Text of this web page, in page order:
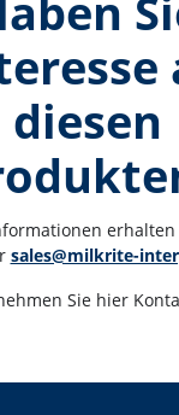
diesen
erhalten
sales@milkrite-
Sie hier